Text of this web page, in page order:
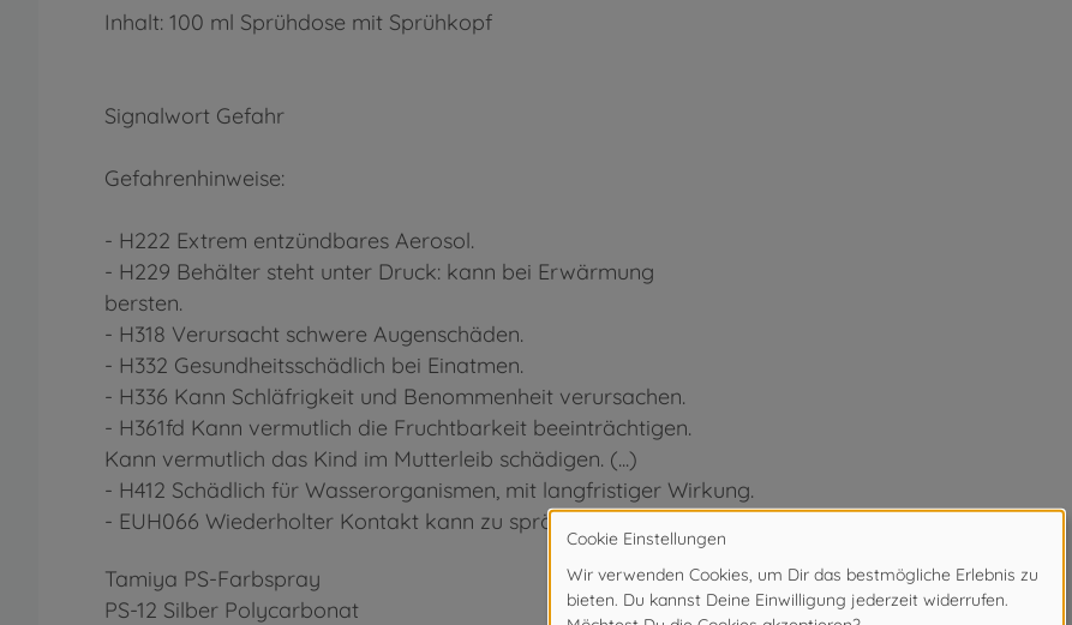
Inhalt: 100 ml Sprühdose mit Sprühkopf
Signalwort Gefahr
Gefahrenhinweise:
- H222 Extrem entzündbares Aerosol.
- H229 Behälter steht unter Druck: kann bei Erwärmung
bersten.
- H318 Verursacht schwere Augenschäden.
- H332 Gesundheitsschädlich bei Einatmen.
- H336 Kann Schläfrigkeit und Benommenheit verursachen.
- H361fd Kann vermutlich die Fruchtbarkeit beeinträchtigen.
Kann vermutlich das Kind im Mutterleib schädigen. (...)
- H412 Schädlich für Wasserorganismen, mit langfristiger Wirkung.
- EUH066 Wiederholter Kontakt kann zu spröder oder rissiger Haut führen.
Tamiya PS-Farbspray
PS-12 Silber Polycarbonat